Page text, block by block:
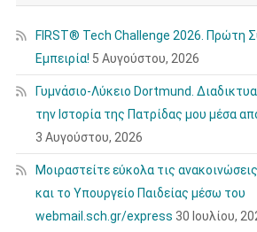
FIRST® Tech Challenge 2026. Πρώτη
Εμπειρία! 5 Αυγούστου, 2026
Γυμνάσιο-Λύκειο Dortmund.
την Ιστορία της Πατρίδας μου μέσα
3 Αυγούστου, 2026
Μοιραστείτε εύκολα τις
και το Υπουργείο Παιδείας μέσω του
webmail.sch.gr/express 30 Ιουλίου,